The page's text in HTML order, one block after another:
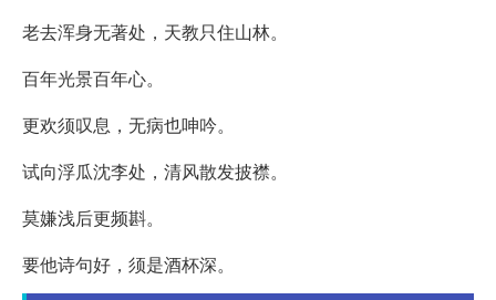
老去浑身无著处，天教只住山林。
百年光景百年心。
更欢须叹息，无病也呻吟。
试向浮瓜沈李处，清风散发披襟。
莫嫌浅后更频斟。
要他诗句好，须是酒杯深。